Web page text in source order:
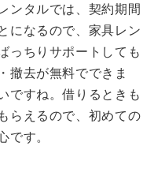
ンタルでは、契約期間
になるので、家具レン
っちりサポートしても
撤去が無料でできま
ですね。借りるときも
らえるので、初めての
です。